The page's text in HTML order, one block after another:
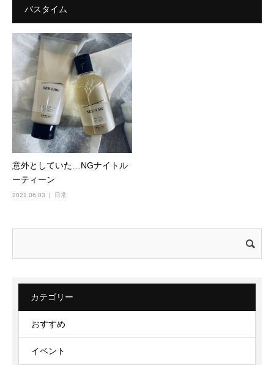
バスタイム
意外としていた…NGナイトル
ーティーン
2021.06.03 日常
カテゴリー
おすすめ
イベント